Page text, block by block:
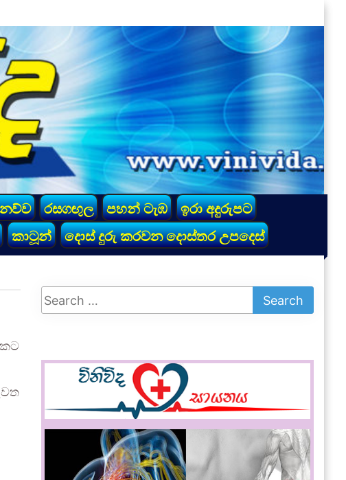
රසගඟුල පහන් ටැඹ
ඉරා අදුරුපට
කාටූන් දොස් දුරු කරවන දොස්තර උපදෙස්